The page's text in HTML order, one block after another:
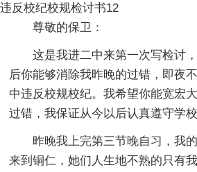
违反校纪校规检讨书12
尊敬的保卫：
这是我进二中来第一次写检讨
后你能够消除我昨晚的过错，即夜
中违反校规校纪。我希望你能宽宏
过错，我保证从今以后认真遵守学校
昨晚我上完第三节晚自习，我
来到铜仁，她们人生地不熟的只有